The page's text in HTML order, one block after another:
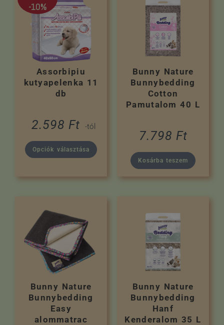
-10%
Assorbipiu
kutyapelenka 11
db
2.598 Ft -tól
Opciók választása
Bunny Nature
Bunnybedding
Cotton
Pamutalom 40 L
7.798 Ft
Kosárba teszem
Bunny Nature
Bunnybedding
Easy
alommatrac
Bunny Nature
Bunnybedding
Hanf
Kenderalom 35 L